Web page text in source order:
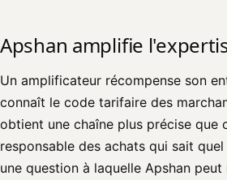
Apshan amplifie
Un amplificateur récompense son
connaît le code tarifaire des
obtient une chaîne plus précise que
responsable des achats qui sait
une question à laquelle Apshan